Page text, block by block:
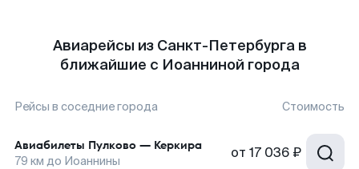
Авиарейсы из Санкт-Петербурга в
ближайшие с Иоанниной города
Рейсы в соседние города Стоимость
Авиабилеты Пулково — Керкира
79 км до Иоаннины от 17 036 ₽